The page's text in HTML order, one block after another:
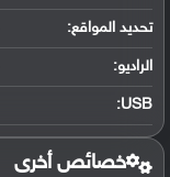
تحديد المواقع:
الراديو:
USB
:
خصائص أخرى